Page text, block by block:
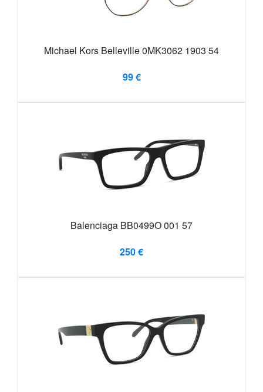
Michael Kors Belleville 0MK3062 1903 54
99 €
Balenciaga BB0499O 001 57
250 €